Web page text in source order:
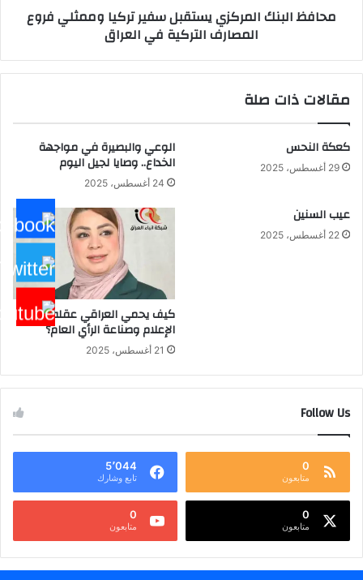
التركية
محافظ البنك المركزي يستقبل سفير تركيا وممثلي فروع
المصارف التركية في العراق
مقالات ذات صلة
كعكة النحس
29 أغسطس، 2025
الوعي والبصيرة في مواجهة
الخداع.. وصايا لجيل اليوم
24 أغسطس، 2025
عيب السنين
22 أغسطس، 2025
كيف يحمي العراقي عقله من
الإعلام وصناعة الرأي العام؟
21 أغسطس، 2025
Follow Us
0
متابعون
5٬044
تابع وشارك
0
متابعون
0
متابعون